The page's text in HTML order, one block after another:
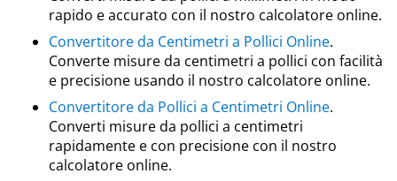
rapido e accurato con il nostro calcolatore online.
Convertitore da Centimetri a Pollici Online.
Converte misure da centimetri a pollici con facilità
e precisione usando il nostro calcolatore online.
Convertitore da Pollici a Centimetri Online.
Converti misure da pollici a centimetri
rapidamente e con precisione con il nostro
calcolatore online.